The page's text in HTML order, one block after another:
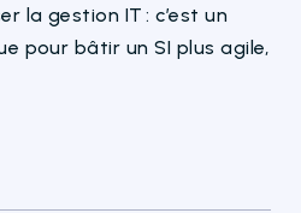
la gestion IT : c’est un
pour bâtir un SI plus agile,